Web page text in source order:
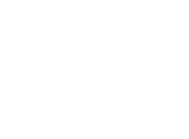
키세요.